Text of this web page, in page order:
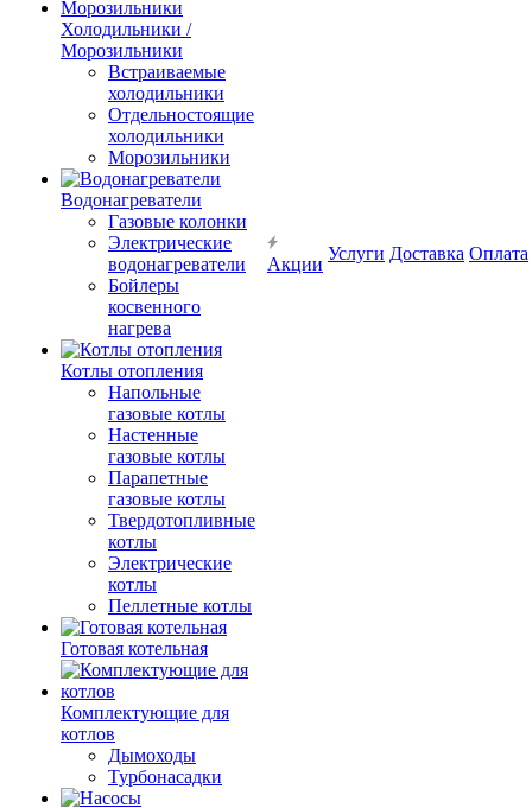
Холодильники /
Морозильники
Встраиваемые
холодильники
Отдельностоящие
холодильники
Морозильники
Водонагреватели
Газовые колонки
Электрические
водонагреватели
Бойлеры
косвенного
нагрева
Котлы отопления
Напольные
газовые котлы
Настенные
газовые котлы
Парапетные
газовые котлы
Твердотопливные
котлы
Электрические
котлы
Пеллетные котлы
Готовая котельная
Комплектующие для
котлов
Дымоходы
Турбонасадки
Акции
Услуги Доставка Оплата